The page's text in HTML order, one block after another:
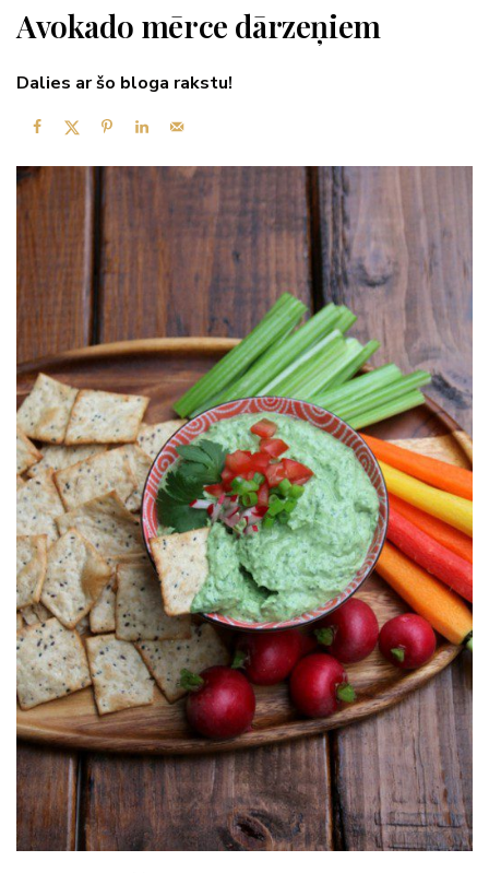
Avokado mērce dārzeņiem
Dalies ar šo bloga rakstu!